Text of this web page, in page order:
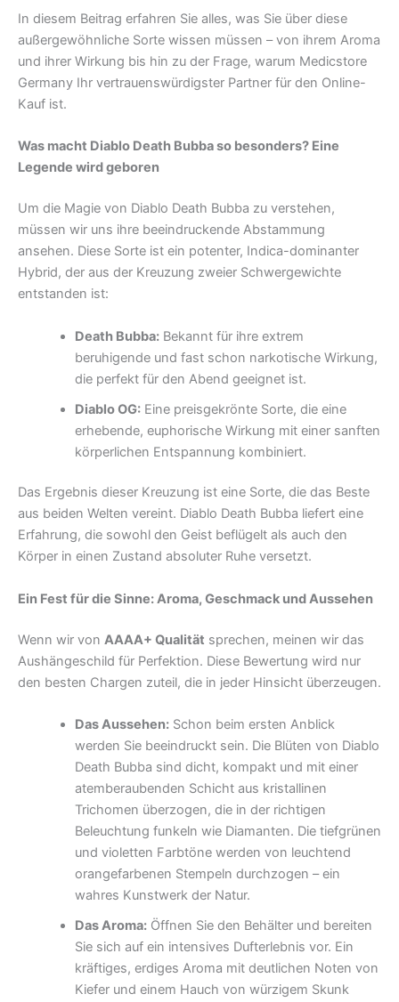
In diesem Beitrag erfahren Sie alles, was Sie über diese
außergewöhnliche Sorte wissen müssen – von ihrem Aroma
und ihrer Wirkung bis hin zu der Frage, warum Medicstore
Germany Ihr vertrauenswürdigster Partner für den Online-
Kauf ist.
Was macht Diablo Death Bubba so besonders? Eine
Legende wird geboren
Um die Magie von Diablo Death Bubba zu verstehen,
müssen wir uns ihre beeindruckende Abstammung
ansehen. Diese Sorte ist ein potenter, Indica-dominanter
Hybrid, der aus der Kreuzung zweier Schwergewichte
entstanden ist:
Death Bubba:Bekannt für ihre extrem
beruhigende und fast schon narkotische Wirkung,
die perfekt für den Abend geeignet ist.
Diablo OG:Eine preisgekrönte Sorte, die eine
erhebende, euphorische Wirkung mit einer sanften
körperlichen Entspannung kombiniert.
Das Ergebnis dieser Kreuzung ist eine Sorte, die das Beste
aus beiden Welten vereint. Diablo Death Bubba liefert eine
Erfahrung, die sowohl den Geist beflügelt als auch den
Körper in einen Zustand absoluter Ruhe versetzt.
Ein Fest für die Sinne: Aroma, Geschmack und Aussehen
Wenn wir von AAAA+ Qualität sprechen, meinen wir das
Aushängeschild für Perfektion. Diese Bewertung wird nur
den besten Chargen zuteil, die in jeder Hinsicht überzeugen.
Das Aussehen:Schon beim ersten Anblick
werden Sie beeindruckt sein. Die Blüten von Diablo
Death Bubba sind dicht, kompakt und mit einer
atemberaubenden Schicht aus kristallinen
Trichomen überzogen, die in der richtigen
Beleuchtung funkeln wie Diamanten. Die tiefgrünen
und violetten Farbtöne werden von leuchtend
orangefarbenen Stempeln durchzogen – ein
wahres Kunstwerk der Natur.
Das Aroma:Öffnen Sie den Behälter und bereiten
Sie sich auf ein intensives Dufterlebnis vor. Ein
kräftiges, erdiges Aroma mit deutlichen Noten von
Kiefer und einem Hauch von würzigem Skunk